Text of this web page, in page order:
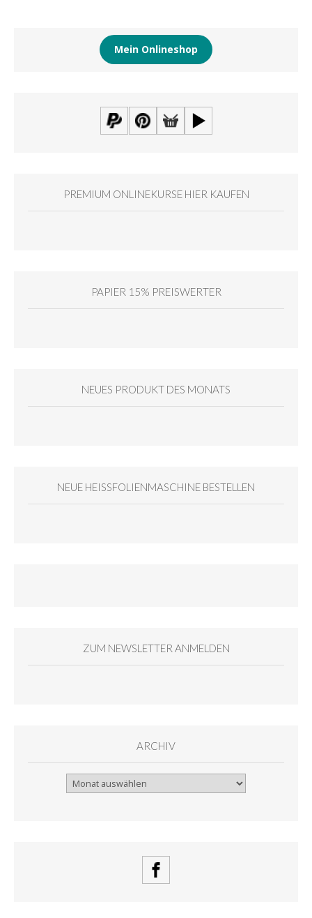
Mein Onlineshop
PREMIUM ONLINEKURSE HIER KAUFEN
PAPIER 15% PREISWERTER
NEUES PRODUKT DES MONATS
NEUE HEISSFOLIENMASCHINE BESTELLEN
ZUM NEWSLETTER ANMELDEN
ARCHIV
Archiv